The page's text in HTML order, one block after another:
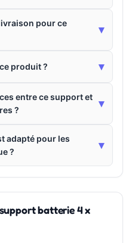
pour ce
▾
produit ? ▾
entre ce support et
?
▾
adapté pour les
?
▾
batterie 4 x